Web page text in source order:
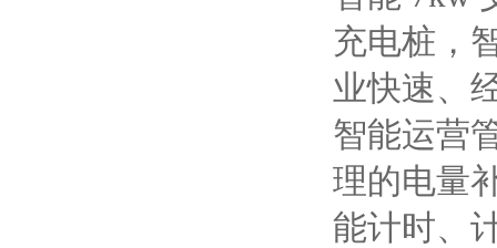
充电桩，
业快速、
智能运营
理的电量
能计时、